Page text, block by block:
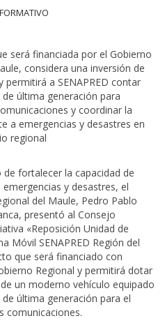
será financiada por el Gobierno
considera una inversión de
permitirá a SENAPRED contar
última generación para
y coordinar la
a emergencias y desastres en
regional
fortalecer la capacidad de
y desastres, el
del Maule, Pedro Pablo
presentó al Consejo
«Reposición Unidad de
Móvil SENAPRED Región del
que será financiado con
Regional y permitirá dotar
un moderno vehículo equipado
última generación para el
comunicaciones.